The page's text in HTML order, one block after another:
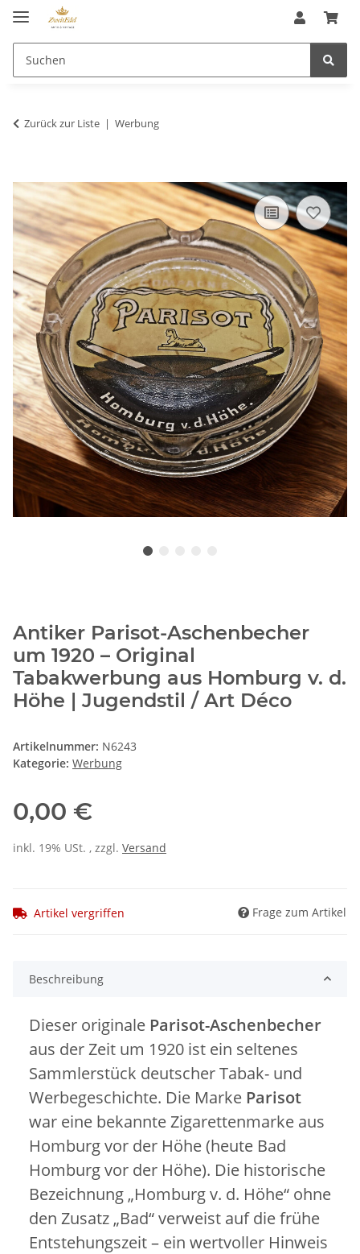
Zurück zur Liste Werbung
Antiker Parisot-Aschenbecher
um 1920 – Original
Tabakwerbung aus Homburg v. d.
Höhe | Jugendstil / Art Déco
Artikelnummer: N6243
Kategorie: Werbung
0,00 €
inkl. 19% USt. , zzgl. Versand
Artikel vergriffen Frage zum Artikel
Beschreibung
Dieser originale Parisot-Aschenbecher
aus der Zeit um 1920 ist ein seltenes
Sammlerstück deutscher Tabak- und
Werbegeschichte. Die Marke Parisot
war eine bekannte Zigarettenmarke aus
Homburg vor der Höhe(heute Bad
Homburg vor der Höhe). Die historische
Bezeichnung „Homburg v. d. Höhe“ ohne
den Zusatz „Bad“ verweist auf die frühe
Entstehungszeit – ein wertvoller Hinweis